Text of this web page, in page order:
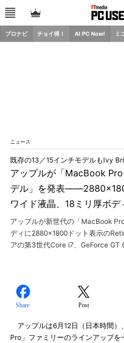
プロナビ チョイ得！ AI PC Now! ミ
ニュース
アップルが「MacBook
デル」を発表
ワイド液晶、18ミリ厚ボデ
既存の13／15インチモデルもIvy
アップルが新世代の「MacBook
ディに2880×1800ドット表示の
アの第3世代Core i7、GeForce GT
Share Post
アップルは6月12日（日本時間
Pro」ファミリーのラインアップ